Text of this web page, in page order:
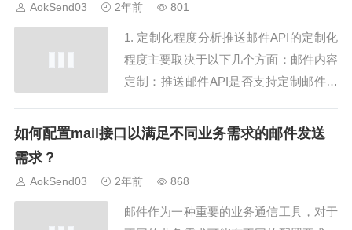
率和效率，减少退信和垃圾邮件的风险。
2. 优化...
AokSend03 2年前 801
1. 定制化程度分析推送邮件API的定制化
程度主要取决于以下几个方面：邮件内容
定制：推送邮件API是否支持定制邮件内
高度定制化的API通常允许用户自定义邮
模板的定制化。邮件模板可以提前设计
好...
如何配置mail接口以满足不同业务需求的邮件发送
需求？
AokSend03 2年前 868
邮件作为一种重要的业务通信工具，对于